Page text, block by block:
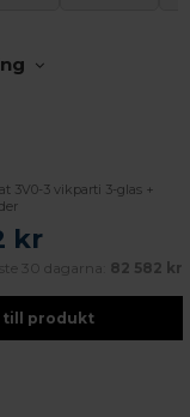
3V0-3 vikparti 3-glas +
kr
30 dagarna: 82 582 kr
till produkt